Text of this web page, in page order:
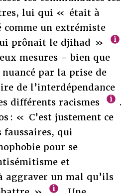
lui qui « était à
comme un extrémiste
prônait le djihad »
mesures – bien que
par la prise de
de l’interdépendance
différents racismes
.
: « C’est justement ce
faussaires, qui
pour se
et
aggraver un mal qu’ils